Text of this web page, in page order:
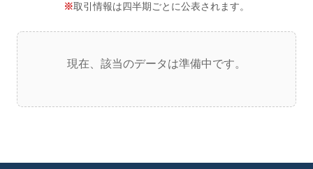
※取引情報は四半期ごとに公表されます。
現在、該当のデータは準備中です。